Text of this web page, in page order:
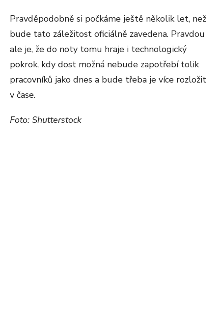
Pravděpodobně si počkáme ještě několik let, než
bude tato záležitost oficiálně zavedena. Pravdou
ale je, že do noty tomu hraje i technologický
pokrok, kdy dost možná nebude zapotřebí tolik
pracovníků jako dnes a bude třeba je více rozložit
v čase.
Foto: Shutterstock